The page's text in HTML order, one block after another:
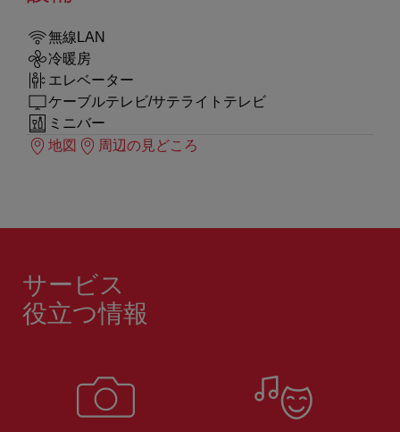
無線LAN
冷暖房
エレベーター
ケーブルテレビ/サテライトテレビ
ミニバー
地図
周辺の見どころ
サービス
役立つ情報